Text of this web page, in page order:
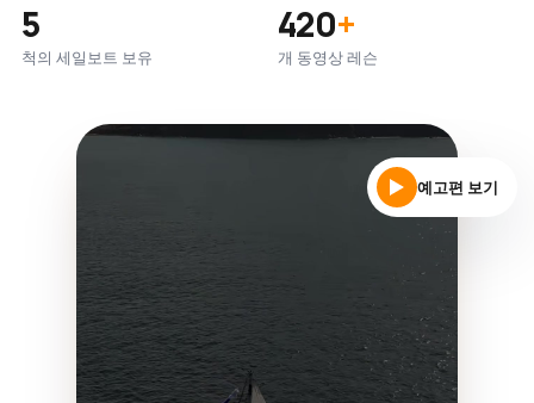
5
척의 세일보트 보유
420+
개 동영상 레슨
예고편 보기